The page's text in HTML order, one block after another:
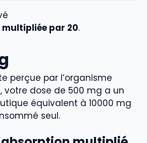
multipliée par 20.
perçue par l’organisme
votre dose de 500 mg a un
équivalent à 10000 mg
seul.